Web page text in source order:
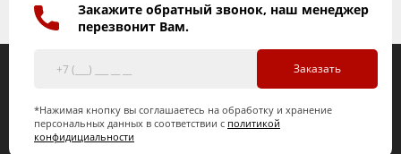
Закажите обратный звонок, наш менеджер
перезвонит Вам.
Заказать
*Нажимая кнопку вы соглашаетесь на обработку и хранение
персональных данных в соответствии с политикой
конфидициальности